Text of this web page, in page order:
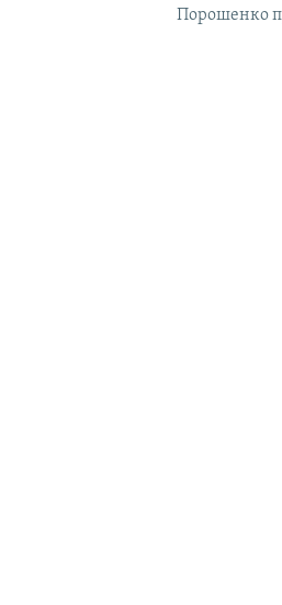
Порошенко